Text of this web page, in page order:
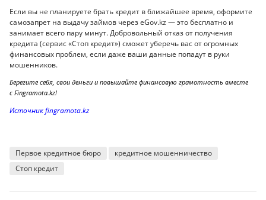
Если вы не планируете брать кредит в ближайшее время, оформите
самозапрет на выдачу займов через eGov.kz — это бесплатно и
занимает всего пару минут. Добровольный отказ от получения
кредита (сервис «Стоп кредит») сможет уберечь вас от огромных
финансовых проблем, если даже ваши данные попадут в руки
мошенников.
Берегите себя, свои деньги и повышайте финансовую грамотность вместе
с Fingramota.kz!
Источник fingramota.kz
Первое кредитное бюро
кредитное мошенничество
Стоп кредит